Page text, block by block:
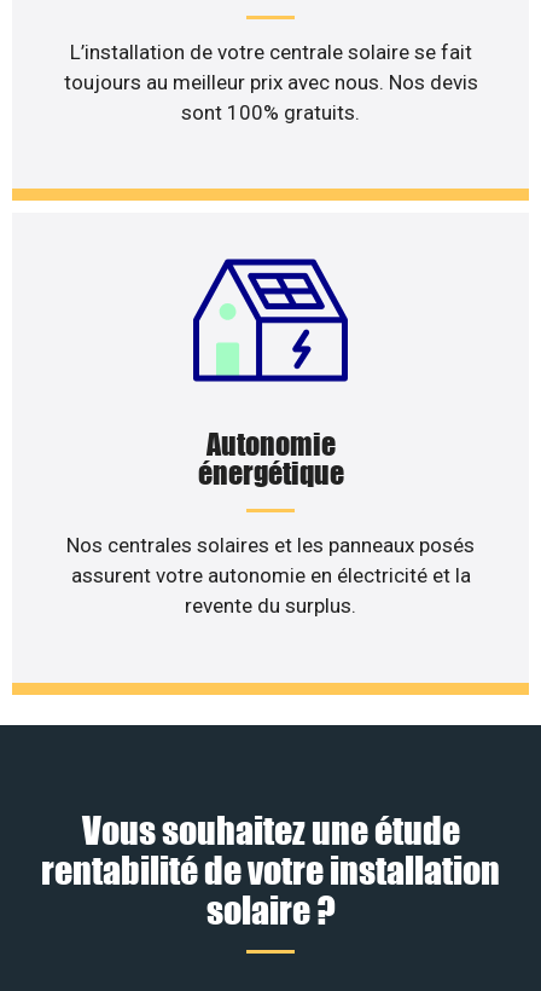
L’installation de votre centrale solaire se fait
toujours au meilleur prix avec nous. Nos devis
sont 100% gratuits.
Autonomie
énergétique
Nos centrales solaires et les panneaux posés
assurent votre autonomie en électricité et la
revente du surplus.
Vous souhaitez une étude
rentabilité de votre installation
solaire ?